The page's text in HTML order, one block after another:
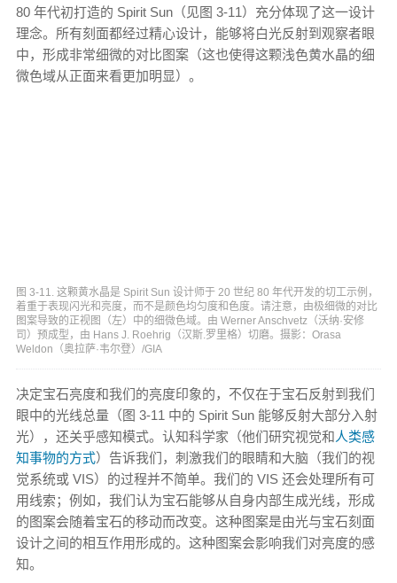
80 年代初打造的 Spirit Sun（见图 3-11）充分体现了这一设计
理念。所有刻面都经过精心设计，能够将白光反射到观察者眼
中，形成非常细微的对比图案（这也使得这颗浅色黄水晶的细
微色域从正面来看更加明显）。
图 3-11. 这颗黄水晶是 Spirit Sun 设计师于 20 世纪 80 年代开发的切工示例，
着重于表现闪光和亮度，而不是颜色均匀度和色度。请注意，由极细微的对比
图案导致的正视图（左）中的细微色域。由 Werner Anschvetz（沃纳·安修
司）预成型，由 Hans J. Roehrig（汉斯.罗里格）切磨。摄影：Orasa
Weldon（奥拉萨·韦尔登）/GIA
决定宝石亮度和我们的亮度印象的，不仅在于宝石反射到我们
眼中的光线总量（图 3-11 中的 Spirit Sun 能够反射大部分入射
光），还关乎感知模式。认知科学家（他们研究视觉和人类感
知事物的方式）告诉我们，刺激我们的眼睛和大脑（我们的视
觉系统或 VIS）的过程并不简单。我们的 VIS 还会处理所有可
用线索；例如，我们认为宝石能够从自身内部生成光线，形成
的图案会随着宝石的移动而改变。这种图案是由光与宝石刻面
设计之间的相互作用形成的。这种图案会影响我们对亮度的感
知。